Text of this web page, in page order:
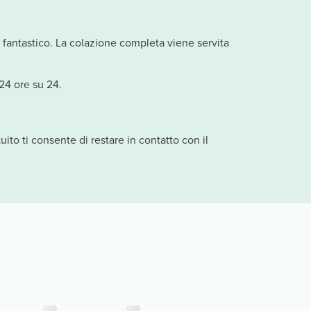
La colazione completa viene servita
ore su 24.
ti consente di restare in contatto con il